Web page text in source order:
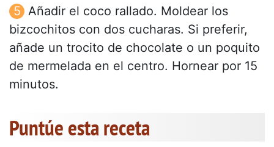
Añadir el coco rallado. Moldear los
bizcochitos con dos cucharas. Si preferir,
añade un trocito de chocolate o un poquito
de mermelada en el centro. Hornear por 15
minutos.
Puntúe esta receta